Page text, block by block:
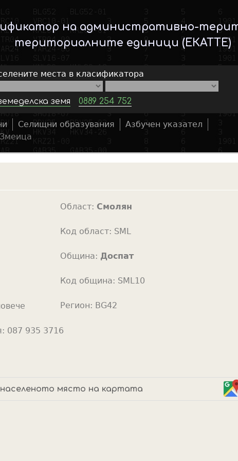
Skip
to
main
на административно-
териториалните единици (ЕКАТТЕ)
места в класификатора
земя 0889 254 752
a
c
Селищни образувания Азбучен указател
Змеица
Област: Смолян
Код област: SML
Община: Доспат
Код община: SML10
Регион: BG42
087 935 3716
място на картата